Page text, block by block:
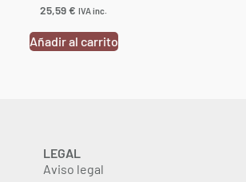
25,59€ IVA inc.
Añadir al carrito
LEGAL
Aviso legal